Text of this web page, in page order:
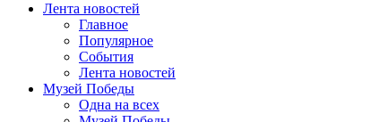
Лента новостей
Главное
Популярное
События
Лента новостей
Музей Победы
Одна на всех